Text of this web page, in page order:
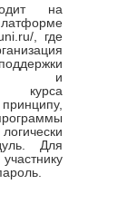
на
, где
и
курса
Для